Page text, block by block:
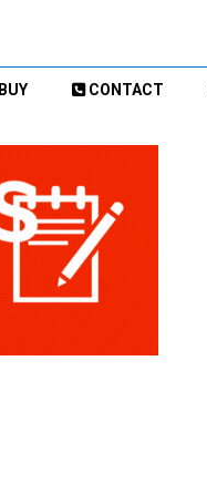
BUY CONTACT